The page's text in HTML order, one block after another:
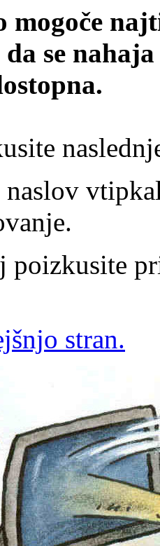
mogoče
se
naslov
poizkusite
stran.